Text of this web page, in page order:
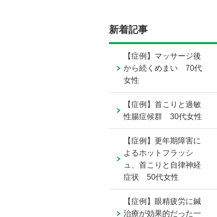
新着記事
【症例】マッサージ後
から続くめまい 70代
女性
【症例】首こりと過敏
性腸症候群 30代女性
【症例】更年期障害に
よるホットフラッシ
ュ、首こりと自律神経
症状 50代女性
【症例】眼精疲労に鍼
治療が効果的だった一